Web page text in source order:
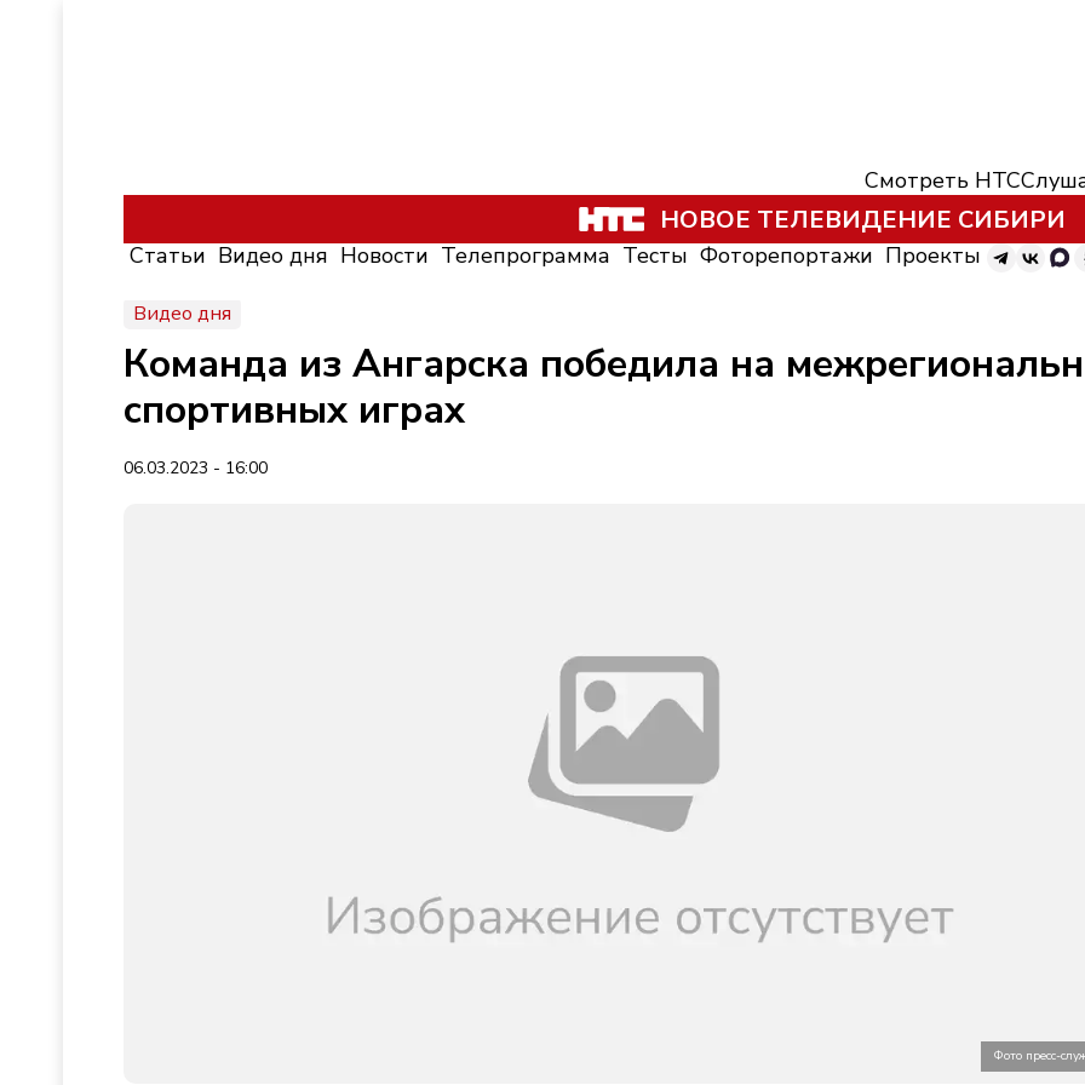
Смотреть НТС
НОВОЕ ТЕЛЕВИДЕНИЕ СИБИРИ
Статьи Видео дня Новости Телепрограмма Тесты Фоторепортажи Проекты
Видео дня
Команда из Ангарска победила на
спортивных играх
06.03.2023 - 16:00
Фото пресс-